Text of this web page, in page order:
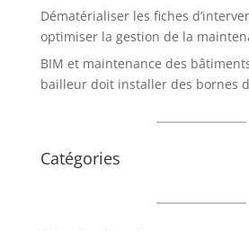
Dématérialiser les fiches
optimiser la gestion de la
BIM et maintenance des
bailleur doit installer des bornes
Catégories